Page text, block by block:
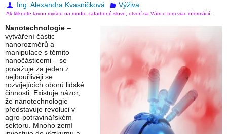
Ing. Alexandra Kvasničková Výživa
Ak kliknete ľavou myšou na modro zafarbené slovo, otvorí sa Vám o tom viac informácií.
Nanotechnologie –
vytváření částic
nanorozměrů a
manipulace s těmito
nanočásticemi – se
považuje za jeden z
nejbouřlivěji se
rozvíjejících oborů lidské
činnosti. Existuje názor,
že nanotechnologie
představuje revoluci v
agro-potravinářském
sektoru. Mnoho zemí